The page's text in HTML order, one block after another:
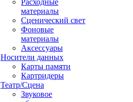
Расходные
материалы
Сценический свет
Фоновые
материалы
Аксессуары
Носители данных
Карты памяти
Картридеры
Театр/Сцена
Звуковое